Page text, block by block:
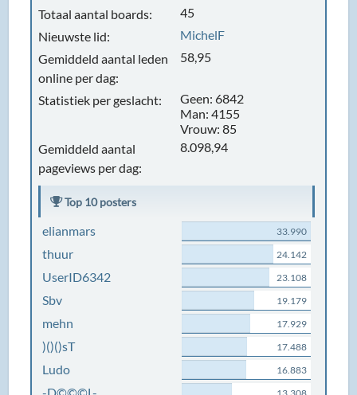
Totaal aantal boards:
45
Nieuwste lid:
MichelF
Gemiddeld aantal leden
online per dag:
58,95
Statistiek per geslacht:
Geen: 6842
Man: 4155
Vrouw: 85
Gemiddeld aantal
pageviews per dag:
8.098,94
Top 10 posters
elianmars 33.990
thuur 24.142
UserID6342 23.108
Sbv 19.179
mehn 17.929
)()()sT 17.488
Ludo 16.883